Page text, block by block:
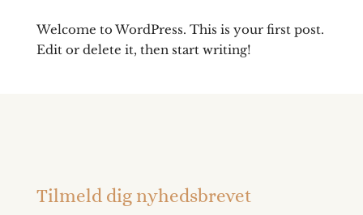
Welcome to WordPress. This is your first post.
Edit or delete it, then start writing!
Tilmeld dig nyhedsbrevet